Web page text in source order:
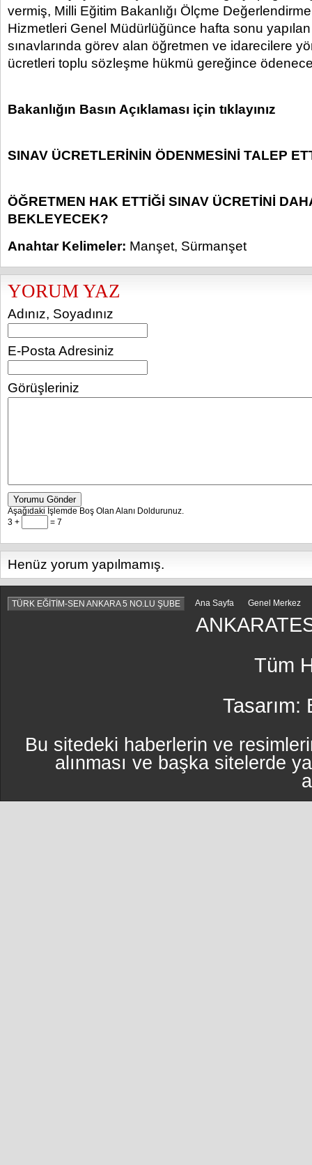
vermiş, Milli Eğitim Bakanlığı Ölçme
Hizmetleri Genel Müdürlüğünce hafta sonu
sınavlarında görev alan öğretmen ve idarecilere
ücretleri toplu sözleşme hükmü gereğince
Bakanlığın Basın Açıklaması için tıklayınız
SINAV ÜCRETLERİNİN ÖDENMESİNİ TALEP
ÖĞRETMEN HAK ETTİĞİ SINAV ÜCRETİNİ
BEKLEYECEK?
Anahtar Kelimeler: Manşet, Sürmanşet
YORUM YAZ
Adınız, Soyadınız
E-Posta Adresiniz
Görüşleriniz
Yorumu Gönder
Aşağıdaki İşlemde Boş Olan Alanı Doldurunuz.
3 +
= 7
Henüz yorum yapılmamış.
TÜRK EĞİTİM-SEN ANKARA 5 NO.LU ŞUBE Ana Sayfa Genel Merkez
Tüm
Tasarım:
Bu sitedeki haberlerin ve
alınması ve başka sitelerde